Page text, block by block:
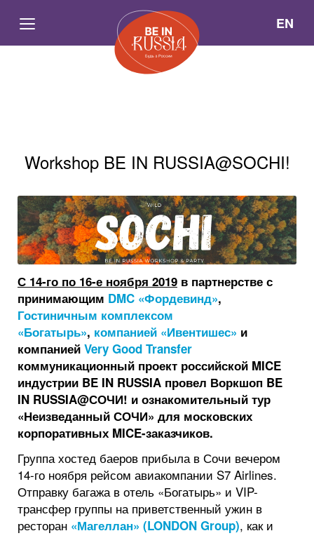
EN
Workshop BE IN RUSSIA@SOCHI!
С 14-го по 16-е ноября 2019 в партнерстве с
принимающим DMC «Фордевинд»,
Гостиничным комплексом
«Богатырь», компанией «Ивентишес» и
компанией Very Good Transfer
коммуникационный проект российской MICE
индустрии BE IN RUSSIA провел Воркшоп BE
IN RUSSIA@СОЧИ! и ознакомительный тур
«Неизведанный СОЧИ» для московских
корпоративных MICE-заказчиков.
Группа хостед баеров прибыла в Сочи вечером
14-го ноября рейсом авиакомпании S7 Airlines.
Отправку багажа в отель «Богатырь» и VIP-
трансфер группы на приветственный ужин в
ресторан «Магеллан» (LONDON Group), как и